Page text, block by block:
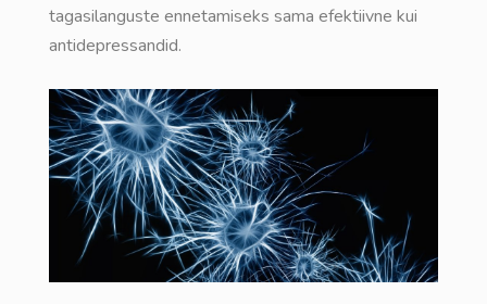
tagasilanguste ennetamiseks sama efektiivne kui
antidepressandid.